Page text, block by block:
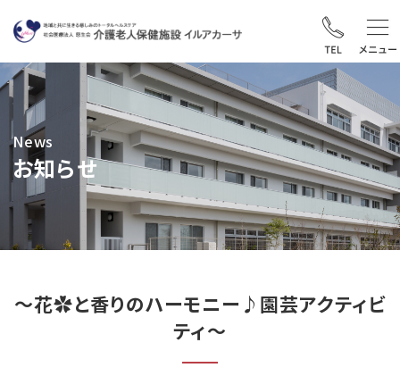
News
お知らせ
～花✿と香りのハーモニー♪園芸アクティビ
ティ～